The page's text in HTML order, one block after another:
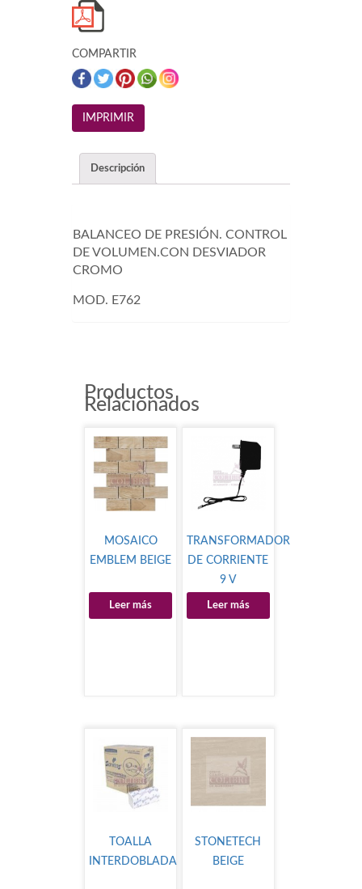
COMPARTIR
Descripción
BALANCEO DE PRESIÓN. CONTROL
DE VOLUMEN.CON DESVIADOR
CROMO
MOD. E762
Productos
Relacionados
MOSAICO
EMBLEM BEIGE
Leer más
TRANSFORMADOR
DE CORRIENTE
9 V
Leer más
TOALLA
INTERDOBLADA
STONETECH
BEIGE